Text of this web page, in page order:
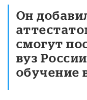
Он
смогут
вуз
обучение